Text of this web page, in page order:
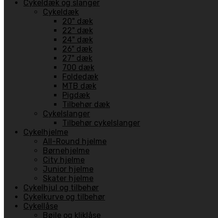
Cykeldæk og slanger
Cykeldæk
20" dæk
22" dæk
24" dæk
26" dæk
27" dæk
700 dæk
Foldedæk
MTB dæk
Pigdæk
Tilbehør dæk
Cykelslanger
Tilbehør cykelslanger
Cykelhjelme
All-Round hjelme
Børnehjelme
City hjelme
Junior hjelme
Skater hjelme
Cykelhjul og tilbehør
Cykelkurve og tilbehør
Cykellåse
Bøjle og kliklåse